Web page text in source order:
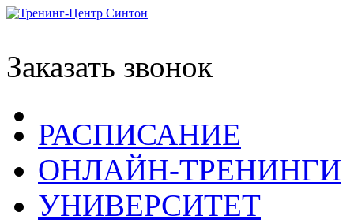
Заказать звонок
РАСПИСАНИЕ
ОНЛАЙН-ТРЕНИНГИ
УНИВЕРСИТЕТ